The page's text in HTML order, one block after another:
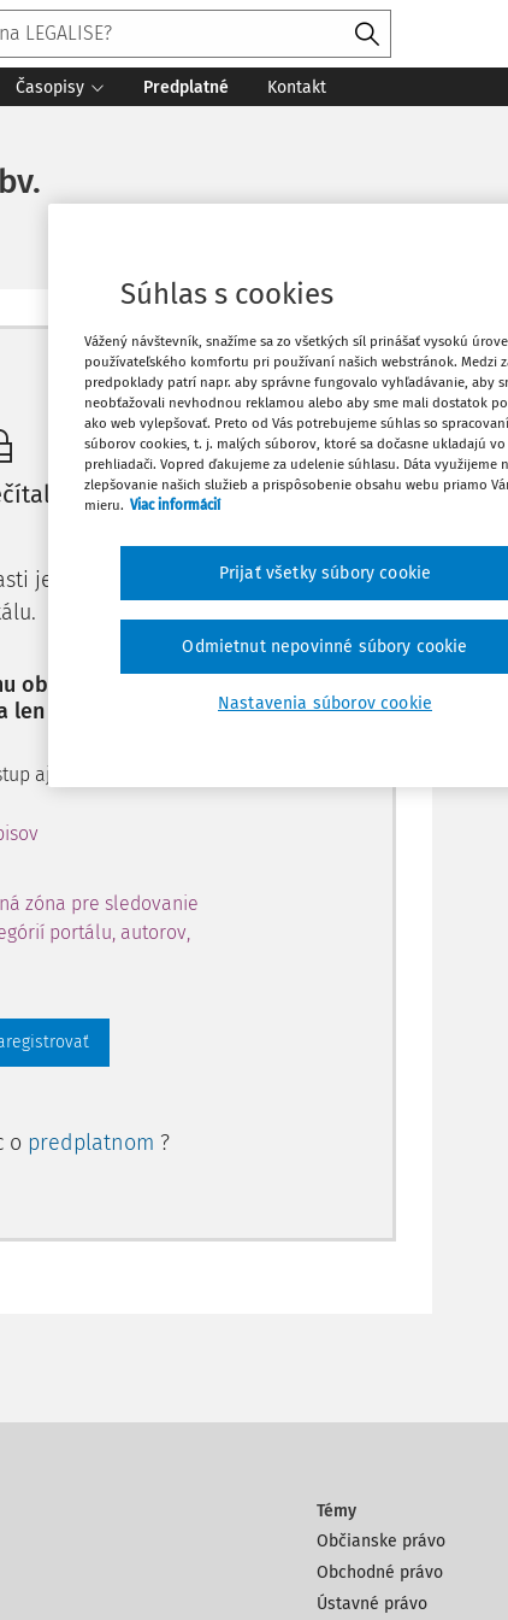
Časopisy Predplatné Kontakt
Máte predplatné? Prihláste sa
len začiatok...
je dostupný predplatiteľom
a získajte prístup na 10
len zaregistrovať.
aj k vybranému obsahu:
zóna pre sledovanie
portálu, autorov,
o predplatnom ?
Témy
Občianske právo
Obchodné právo
Ústavné právo
Súhlas s cookies
Vážený návštevník, snažíme sa zo všetkých síl prinášať vysokú
používateľského komfortu pri používaní našich webstránok. Medzi
predpoklady patrí napr. aby správne fungovalo vyhľadávanie, aby
neobťažovali nevhodnou reklamou alebo aby sme mali dostatok
ako web vylepšovať. Preto od Vás potrebujeme súhlas so
súborov cookies, t. j. malých súborov, ktoré sa dočasne ukladajú vo
prehliadači. Vopred ďakujeme za udelenie súhlasu. Dáta využijeme
zlepšovanie našich služieb a prispôsobenie obsahu webu priamo
mieru. Viac informácií
Nastavenia súborov cookie
Odmietnut nepovinné súbory cookie
Prijať všetky súbory cookie